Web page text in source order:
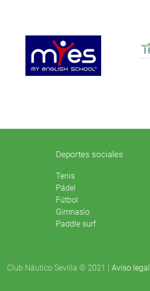
Deportes sociales
Tenis
Pádel
Fútbol
Gimnasio
Paddle surf
Club Náutico Sevilla © 2021 | Aviso legal